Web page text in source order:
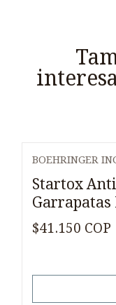
BOEHRINGER
Startox
Garrapatas
$41.150 COP